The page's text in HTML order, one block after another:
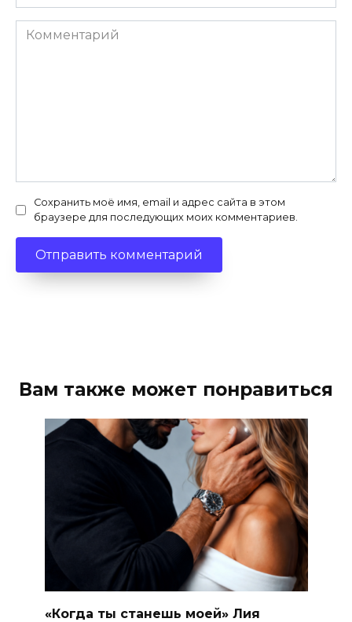
Комментарий
Сохранить моё имя, email и адрес сайта в этом
браузере для последующих моих комментариев.
Вам также может понравиться
«Когда ты станешь моей» Лия